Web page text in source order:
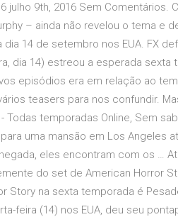
9th, 2016 Sem Comentários.
– ainda não revelou o tema e
14 de setembro nos EUA. FX
dia 14) estreou a esperada sexta
episódios era em relação ao
teasers para nos confundir.
Todas temporadas Online, Sem
uma mansão em Los Angeles
eles encontram com os …
do set de American Horror
Story na sexta temporada é
feira (14) nos EUA, deu seu